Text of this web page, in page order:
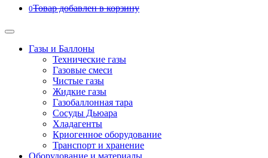
0Товар добавлен в корзину
Газы и Баллоны
Технические газы
Газовые смеси
Чистые газы
Жидкие газы
Газобаллонная тара
Сосуды Дьюара
Хладагенты
Криогенное оборудование
Транспорт и хранение
Оборудование и материалы